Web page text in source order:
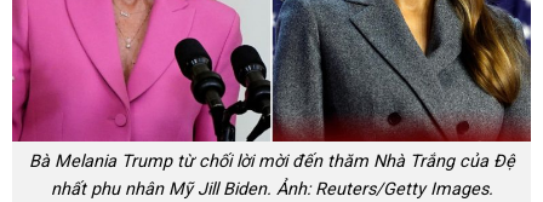
Bà Melania Trump từ chối lời mời đến thăm Nhà Trắng của Đệ
nhất phu nhân Mỹ Jill Biden. Ảnh: Reuters/Getty Images.